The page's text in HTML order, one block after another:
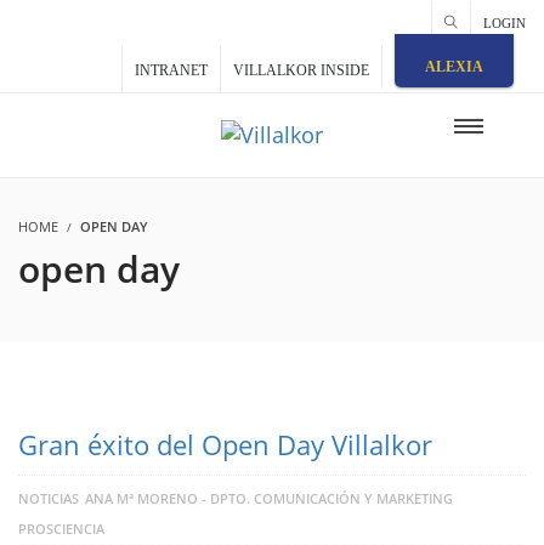
LOGIN
INTRANET VILLALKOR INSIDE ALEXIA
HOME OPEN DAY
open day
Gran éxito del Open Day Villalkor
NOTICIAS ANA Mª MORENO - DPTO. COMUNICACIÓN Y MARKETING
PROSCIENCIA